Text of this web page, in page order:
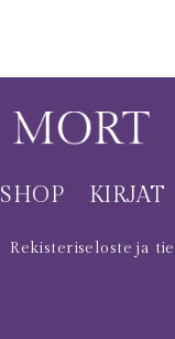
SHOP KIRJAT
Rekisteriseloste ja